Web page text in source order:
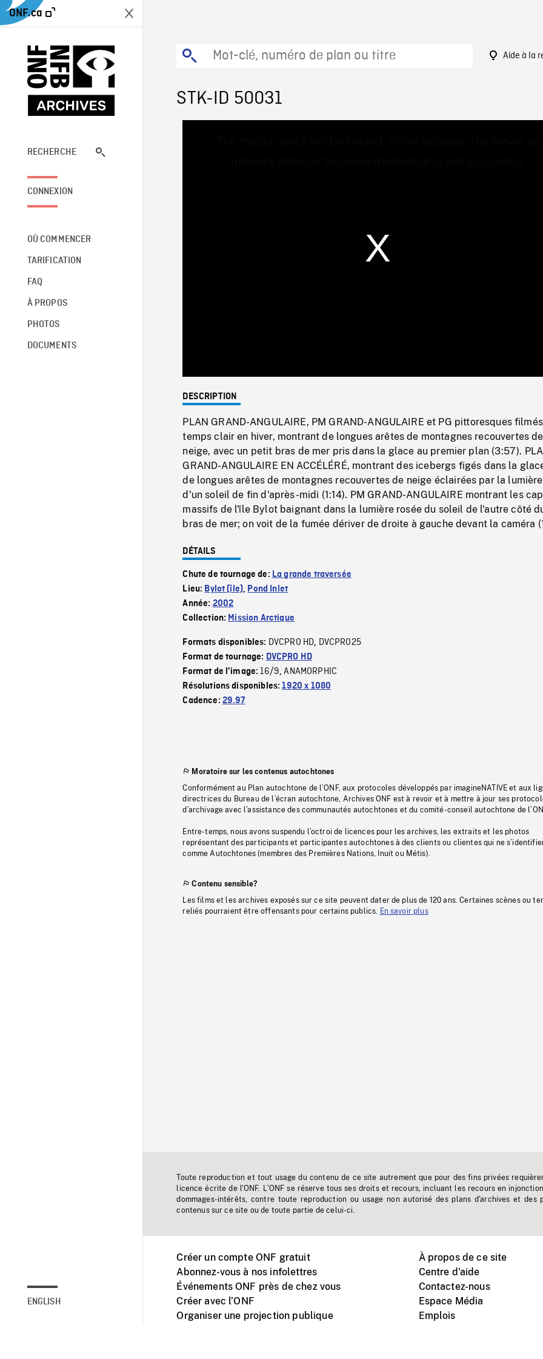
ONF.ca
RECHERCHE
CONNEXION
OÙ COMMENCER
TARIFICATION
FAQ
À PROPOS
PHOTOS
DOCUMENTS
ENGLISH
Aide à la
STK-ID 50031
0%
DESCRIPTION
PLAN GRAND-ANGULAIRE, PM GRAND-ANGULAIRE et PG pittoresques
temps clair en hiver, montrant de longues arêtes de montagnes recouvertes de
neige, avec un petit bras de mer pris dans la glace au premier plan (3:57).
GRAND-ANGULAIRE EN ACCÉLÉRÉ, montrant des icebergs figés dans la
de longues arêtes de montagnes recouvertes de neige éclairées par la
d'un soleil de fin d'après-midi (1:14). PM GRAND-ANGULAIRE montrant les
massifs de l'île Bylot baignant dans la lumière rosée du soleil de l'autre côté
bras de mer; on voit de la fumée dériver de droite à gauche devant la caméra
DÉTAILS
Chute de tournage de: La grande traversée
Lieu: Bylot (île), Pond Inlet
Année: 2002
Collection: Mission Arctique
Formats disponibles: DVCPRO HD, DVCPRO25
Format de tournage: DVCPRO HD
Format de l'image:16/9,ANAMORPHIC
Résolutions disponibles:1920 x 1080
Cadence: 29.97
Moratoire sur les contenus autochtones
Conformément au Plan autochtone de l’ONF, aux protocoles développés par imagineNATIVE et aux
directrices du Bureau de l’écran autochtone, Archives ONF est à revoir et à mettre à jour ses
d’archivage avec l’assistance des communautés autochtones et du comité-conseil autochtone de
Entre-temps, nous avons suspendu l’octroi de licences pour les archives, les extraits et les photos
représentant des participants et participantes autochtones à des clients ou clientes qui ne
comme Autochtones (membres des Premières Nations, Inuit ou Métis).
Contenu sensible?
Les films et les archives exposés sur ce site peuvent dater de plus de 120 ans. Certaines scènes ou
reliés pourraient être offensants pour certains publics.
En savoir plus
Toute reproduction et tout usage du contenu de ce site autrement que pour des fins privées
licence écrite de l'ONF. L'ONF se réserve tous ses droits et recours, incluant les recours en
dommages-intérêts, contre toute reproduction ou usage non autorisé des plans d'archives et des
contenus sur ce site ou de toute partie de celui-ci.
Créer un compte ONF gratuit
Abonnez-vous à nos infolettres
Événements ONF près de chez vous
Créer avec l’ONF
Organiser une projection publique
À propos de ce site
Centre d'aide
Contactez-nous
Espace Média
Emplois